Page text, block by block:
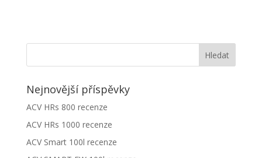
Nejnovější příspěvky
ACV HRs 800 recenze
ACV HRs 1000 recenze
ACV Smart 100l recenze